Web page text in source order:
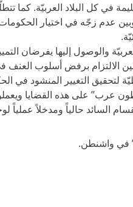
في كل البلاد العربيّة. كما
عدم زجّه في اختيار
والوصول إليها يفرضان
الالتزام برفض أسلوب العنف
لتحقيق التغيير المنشود في
عرب” على هذه القضايا
السائد حالياً ومدخلاً
في واشنطن.